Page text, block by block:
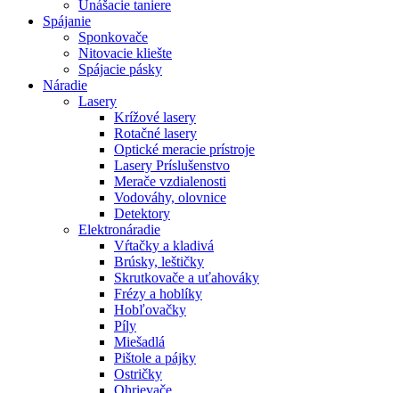
Unášacie taniere
Spájanie
Sponkovače
Nitovacie kliešte
Spájacie pásky
Náradie
Lasery
Krížové lasery
Rotačné lasery
Optické meracie prístroje
Lasery Príslušenstvo
Merače vzdialenosti
Vodováhy, olovnice
Detektory
Elektronáradie
Vŕtačky a kladivá
Brúsky, leštičky
Skrutkovače a uťahováky
Frézy a hoblíky
Hobľovačky
Píly
Miešadlá
Pištole a pájky
Ostričky
Ohrievače